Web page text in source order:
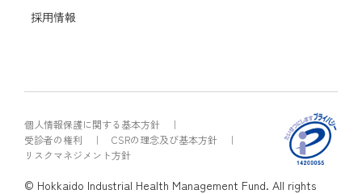
採用情報
個人情報保護に関する基本方針
受診者の権利
CSRの理念及び基本方針
リスクマネジメント方針
© Hokkaido Industrial Health Management Fund. All rights